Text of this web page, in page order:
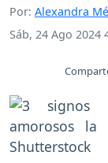
Por: Alexandra
Sáb, 24 Ago 2024